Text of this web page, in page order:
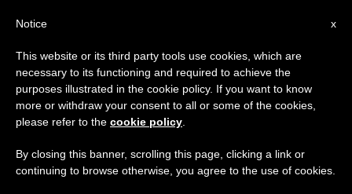
DICASTERI,GIOVANI ,PAPI
x
Notice
This website or its third party tools use cookies, which are
necessary to its functioning and required to achieve the
purposes illustrated in the cookie policy. If you want to know
more or withdraw your consent to all or some of the cookies,
please refer to the cookie policy
By closing this banner, scrolling this page, clicking a link or
continuing to browse otherwise, you agree to the use of cookies.